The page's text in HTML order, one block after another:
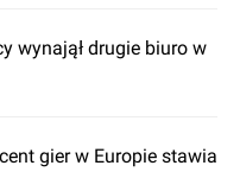
wynajął drugie biuro w
gier w Europie stawia